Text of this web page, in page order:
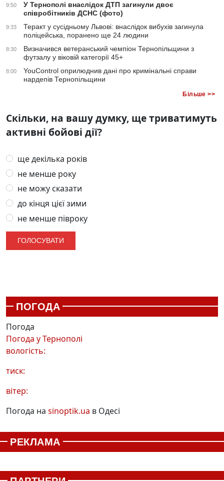
9:50
У Тернополі внаслідок ДТП загинули двоє
співробітників ДСНС (фото)
9:33
Теракт у сусідньому Львові: внаслідок вибухів загинула
поліцейська, поранено ще 24 людини
8:30
Визначився ветеранський чемпіон Тернопільщини з
футзалу у віковій категорії 45+
8:00
YouControl оприлюднив дані про кримінальні справи
нардепів Тернопільщини
Більше >>
Скільки, на вашу думку, ще триватимуть
активні бойові дії?
ще декілька років
не менше року
не можу сказати
до кінця цієї зими
не менше півроку
ПОГОДА
Погода
Погода уТернополі
вологість:
тиск:
вітер:
Погода на sinoptik.ua в Одесі
РЕКЛАМА